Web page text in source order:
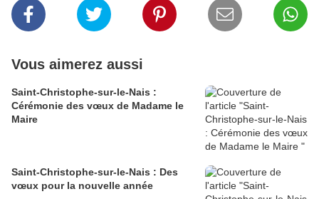
Vous aimerez aussi
Saint-Christophe-sur-le-Nais :
Cérémonie des vœux de Madame le
Maire
Saint-Christophe-sur-le-Nais : Des
vœux pour la nouvelle année